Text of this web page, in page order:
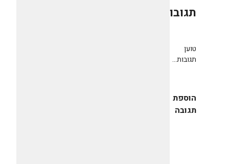
תגובות
טוען
תגובות...
הוספת
תגובה